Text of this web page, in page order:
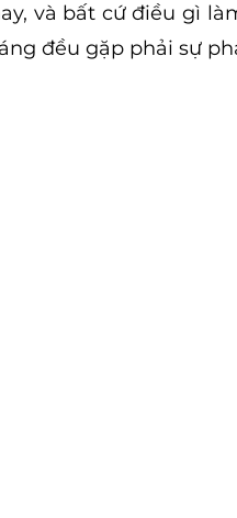
và bất cứ điều gì
đều gặp phải sự